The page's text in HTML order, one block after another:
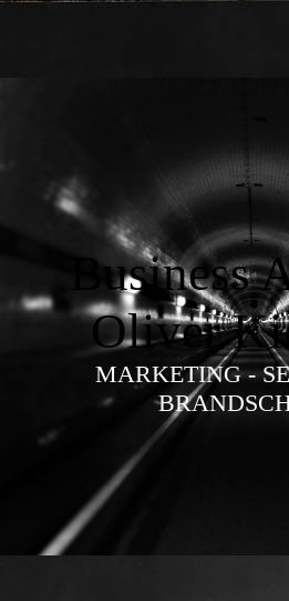
Business
Oliver
MARKETING -